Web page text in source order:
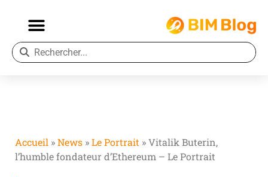
Accueil »News »Le Portrait »Vitalik Buterin,
l’humble fondateur d’Ethereum – Le Portrait